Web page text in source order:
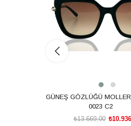
GÜNEŞ GÖZLÜĞÜ
0023 C2
₺13.669,00